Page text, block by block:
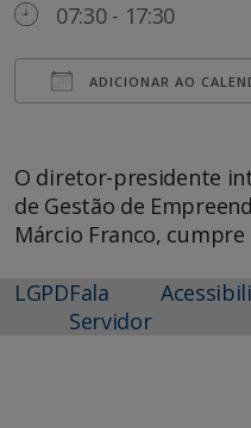
07:30 - 17:30
ADICIONAR AO
O diretor-presidente
de Gestão de
Márcio Franco,
LGPDFala
Servidor